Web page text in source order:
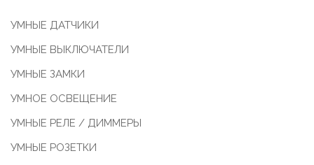
УМНЫЕ ДАТЧИКИ
УМНЫЕ ВЫКЛЮЧАТЕЛИ
УМНЫЕ ЗАМКИ
УМНОЕ ОСВЕЩЕНИЕ
УМНЫЕ РЕЛЕ / ДИММЕРЫ
УМНЫЕ РОЗЕТКИ